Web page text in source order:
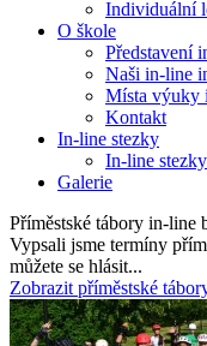
Individuální
O škole
Představení
Naši in-line
Místa výuky
Kontakt
In-line stezky
In-line
Galerie
Příměstské tábory in-line
Vypsali jsme termíny
můžete se hlásit...
Zobrazit příměstské